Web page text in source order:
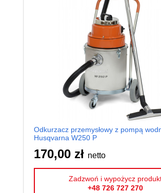
Odkurzacz przemysłowy z pompą
Husqvarna W250 P
170,00 zł netto
Zadzwoń i wypożycz
+48 726 727 270